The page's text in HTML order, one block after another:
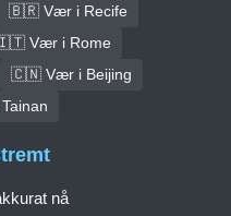
🇧🇷 Vær i Recife
Vær i Rome
🇨🇳 Vær i Beijing
nå